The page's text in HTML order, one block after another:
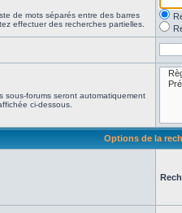
de mots séparés entre des barres
effectuer des recherches partielles.
sous-forums seront automatiquement
ci-dessous.
Options de la